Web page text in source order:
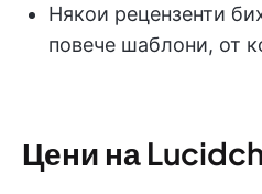
Някои рецензенти
повече шаблони, от
Цени на